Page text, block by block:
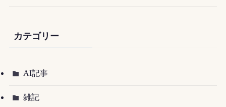
カテゴリー
AI記事
雑記